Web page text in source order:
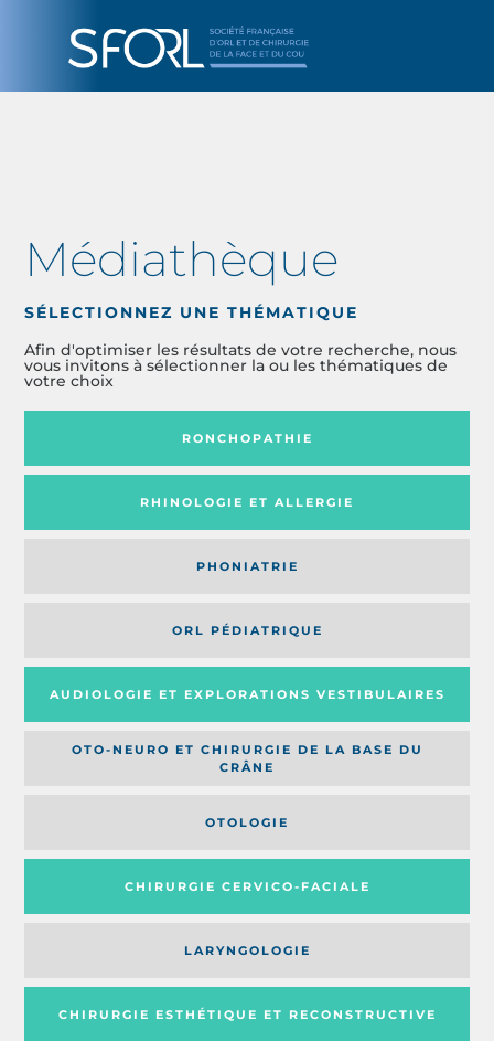
Médiathèque
SÉLECTIONNEZ UNE THÉMATIQUE
Afin d'optimiser les résultats de votre recherche, nous
vous invitons à sélectionner la ou les thématiques de
votre choix
RONCHOPATHIE
RHINOLOGIE ET ALLERGIE
PHONIATRIE
ORL PÉDIATRIQUE
AUDIOLOGIE ET EXPLORATIONS VESTIBULAIRES
OTO-NEURO ET CHIRURGIE DE LA BASE DU
CRÂNE
OTOLOGIE
CHIRURGIE CERVICO-FACIALE
LARYNGOLOGIE
CHIRURGIE ESTHÉTIQUE ET RECONSTRUCTIVE